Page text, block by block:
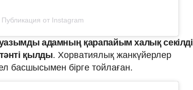
Публикация от Instagram
адамның қарапайым халық секілді
қылды. Хорватиялық жанкүйерлер
басшысымен бірге тойлаған.